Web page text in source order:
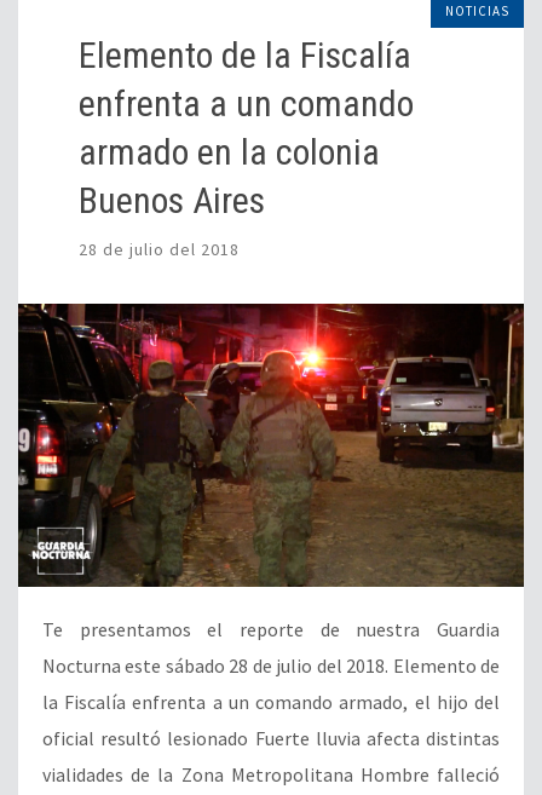
NOTICIAS
Elemento de la Fiscalía
enfrenta a un comando
armado en la colonia
Buenos Aires
28 de julio del 2018
Te presentamos el reporte de nuestra Guardia
Nocturna este sábado 28 de julio del 2018. Elemento de
la Fiscalía enfrenta a un comando armado, el hijo del
oficial resultó lesionado Fuerte lluvia afecta distintas
vialidades de la Zona Metropolitana Hombre falleció